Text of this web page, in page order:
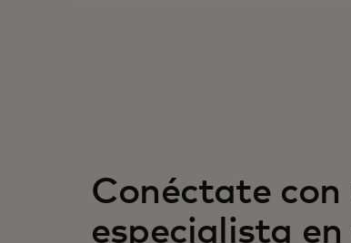
Conéctate con
especialista